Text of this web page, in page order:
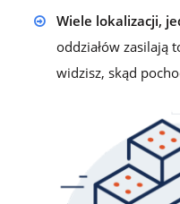
Wiele lokalizacji,
oddziałów zasilają
widzisz, skąd